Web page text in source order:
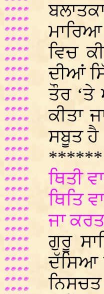
ਮਾਰਿਆ
ਵਿਚ
ਦੀਆਂ
ਤੌਰ ‘ਤੇ
ਕੀਤਾ
ਸਬੂਤ
******
ਥਿਤੀ
ਥਿਤਿ
ਜਾ
ਗੁਰੂ
ਦੱਸਿਆ